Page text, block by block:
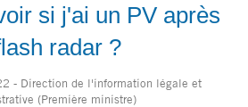
si j'ai un PV après
radar ?
- Direction de l'information légale et
(Première ministre)